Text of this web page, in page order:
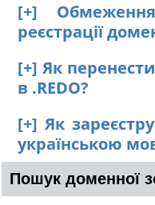
[+]
реєстрації
[+] Як
в .REDO?
[+] Як
українською
Пошук доменної